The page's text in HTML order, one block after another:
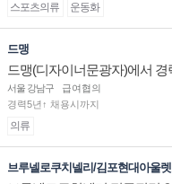
스포츠의류 운동화
드맹
드맹(디자이너문광자)에서
서울 강남구
급여협의
경력5년↑ 채용시까지
의류
브루넬로쿠치넬리/김포현대아울렛